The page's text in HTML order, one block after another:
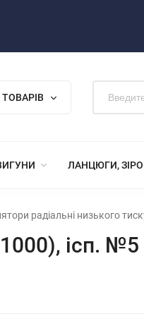
ЛАНЦЮГИ,
радіальні низького
ісп. №5